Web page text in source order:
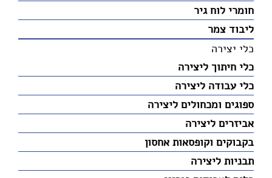
חומרי לוח גיר
ליבוד צמר
כלי יצירה
כלי חיתוך ליצירה
כלי עבודה ליצירה
ספוגים ומכחולים ליצירה
אביזרים ליצירה
בקבוקים וקופסאות אחסון
תבניות ליצירה